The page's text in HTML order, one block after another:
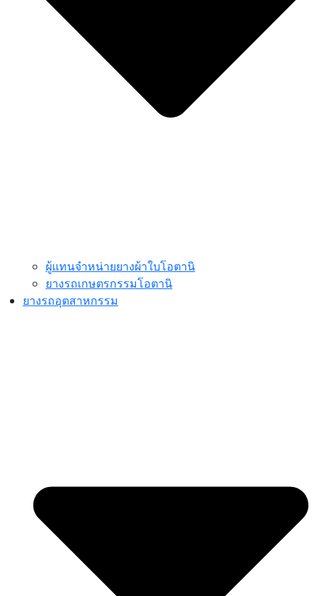
ผู้แทนจำหน่ายยางผ้าใบโอตานิ
ยางรถเกษตรกรรมโอตานิ
ยางรถอุตสาหกรรม